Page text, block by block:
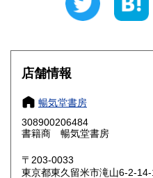
180円
大阪府
奈良県
鳥取県
岡山県
店舗情報
暢気堂書房
308900206484
書籍商 暢気堂書房
〒203-0033
東京都東久留米市滝山6-2-